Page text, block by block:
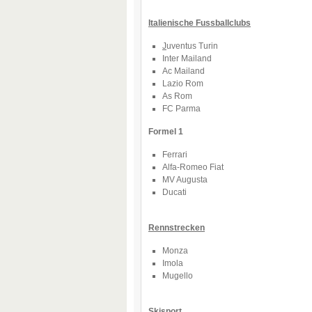
Italienische Fussballclubs
Juventus Turin
Inter Mailand
Ac Mailand
Lazio Rom
As Rom
FC Parma
Formel 1
Ferrari
Alfa-Romeo Fiat
MV Augusta
Ducati
Rennstrecken
Monza
Imola
Mugello